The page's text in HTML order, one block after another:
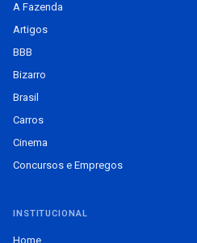
A Fazenda
Artigos
BBB
Bizarro
Brasil
Carros
Cinema
Concursos e Empregos
INSTITUCIONAL
Home